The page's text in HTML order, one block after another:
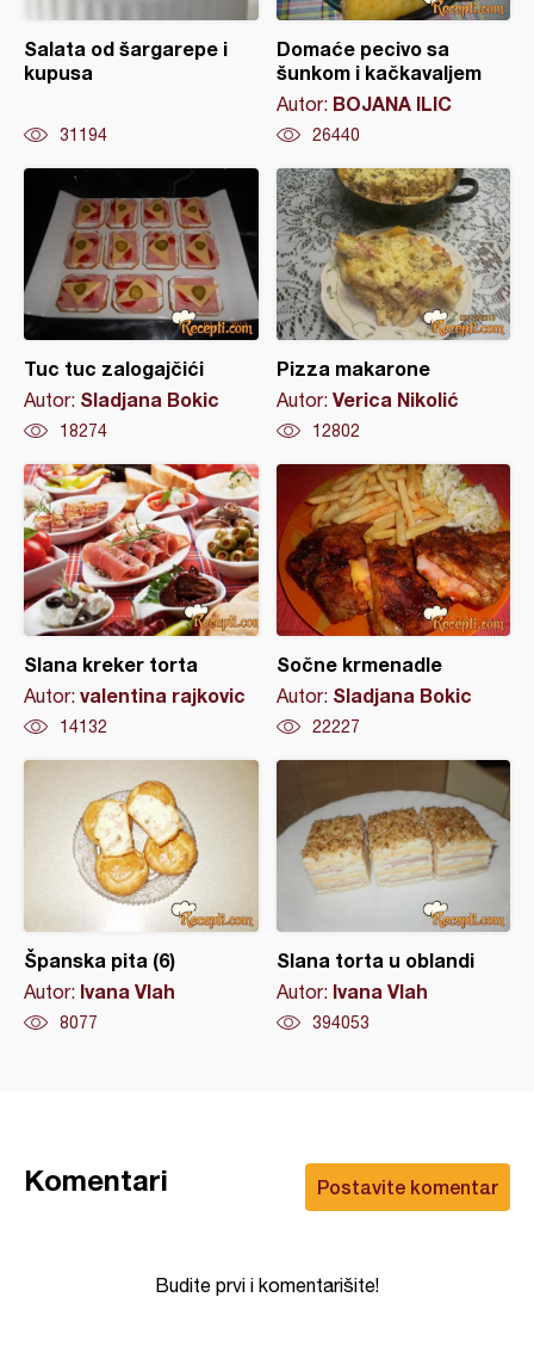
Salata od šargarepe i
kupusa
31194
Domaće pecivo sa
šunkom i kačkavaljem
Autor: BOJANA ILIC
26440
Tuc tuc zalogajčići
Autor: Sladjana Bokic
18274
Pizza makarone
Autor: Verica Nikolić
12802
Slana kreker torta
Autor: valentina rajkovic
14132
Sočne krmenadle
Autor: Sladjana Bokic
22227
Španska pita (6)
Autor: Ivana Vlah
8077
Slana torta u oblandi
Autor: Ivana Vlah
394053
Postavite komentar
Komentari
Budite prvi i komentarišite!